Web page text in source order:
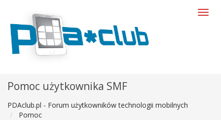
Pomoc użytkownika SMF
PDAclub.pl - Forum użytkowników technologii mobilnych
Pomoc